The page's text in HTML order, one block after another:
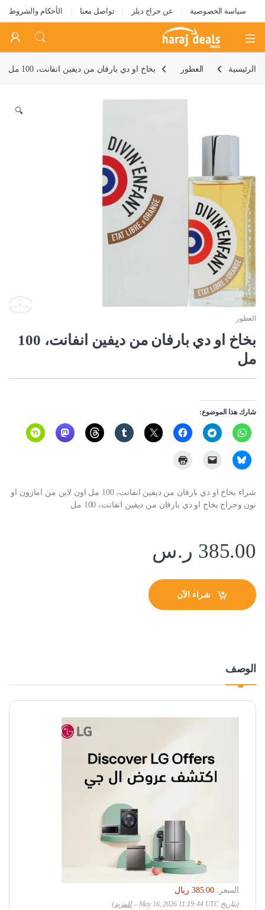
سياسة الخصوصية عن حراج ديلز تواصل معنا الأحكام والشروط
Open
الرئيسية العطور بخاخ او دي بارفان من ديفين انفانت، 100 مل
🔍
العطور
بخاخ او دي بارفان من ديفين انفانت، 100
مل
شارك هذا الموضوع:
شراء بخاخ او دي بارفان من ديفين انفانت، 100 مل اون لاين من امازون او
نون وحراج بخاخ او دي بارفان من ديفين انفانت، 100 مل
385.00 ر.س
شراء الآن
الوصف
السعر:
‏385.00 ريال
(بتاريخ May 16, 2026 11:19:44 UTC – للمزيد)